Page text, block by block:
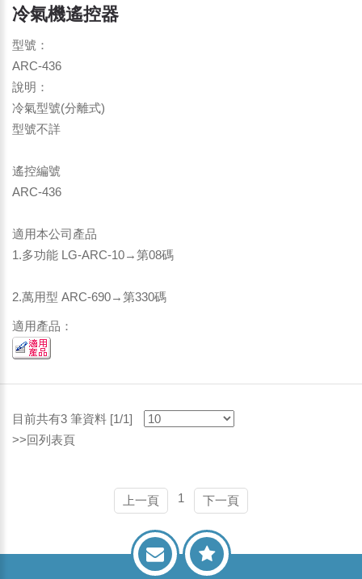
冷氣機遙控器
型號：
ARC-436
說明：
冷氣型號(分離式)
型號不詳
遙控編號
ARC-436
適用本公司產品
1.多功能 LG-ARC-10→第08碼
2.萬用型 ARC-690→第330碼
適用產品：
目前共有3 筆資料 [1/1]
>>回列表頁
上一頁 1 下一頁